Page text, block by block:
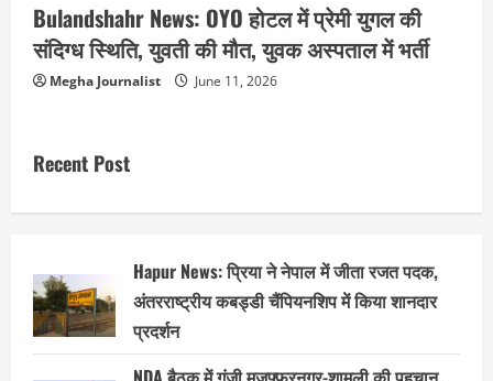
Bulandshahr News: OYO होटल में प्रेमी युगल की
संदिग्ध स्थिति, युवती की मौत, युवक अस्पताल में भर्ती
Megha Journalist June 11, 2026
Recent Post
Hapur News: प्रिया ने नेपाल में जीता रजत पदक,
अंतरराष्ट्रीय कबड्डी चैंपियनशिप में किया शानदार
प्रदर्शन